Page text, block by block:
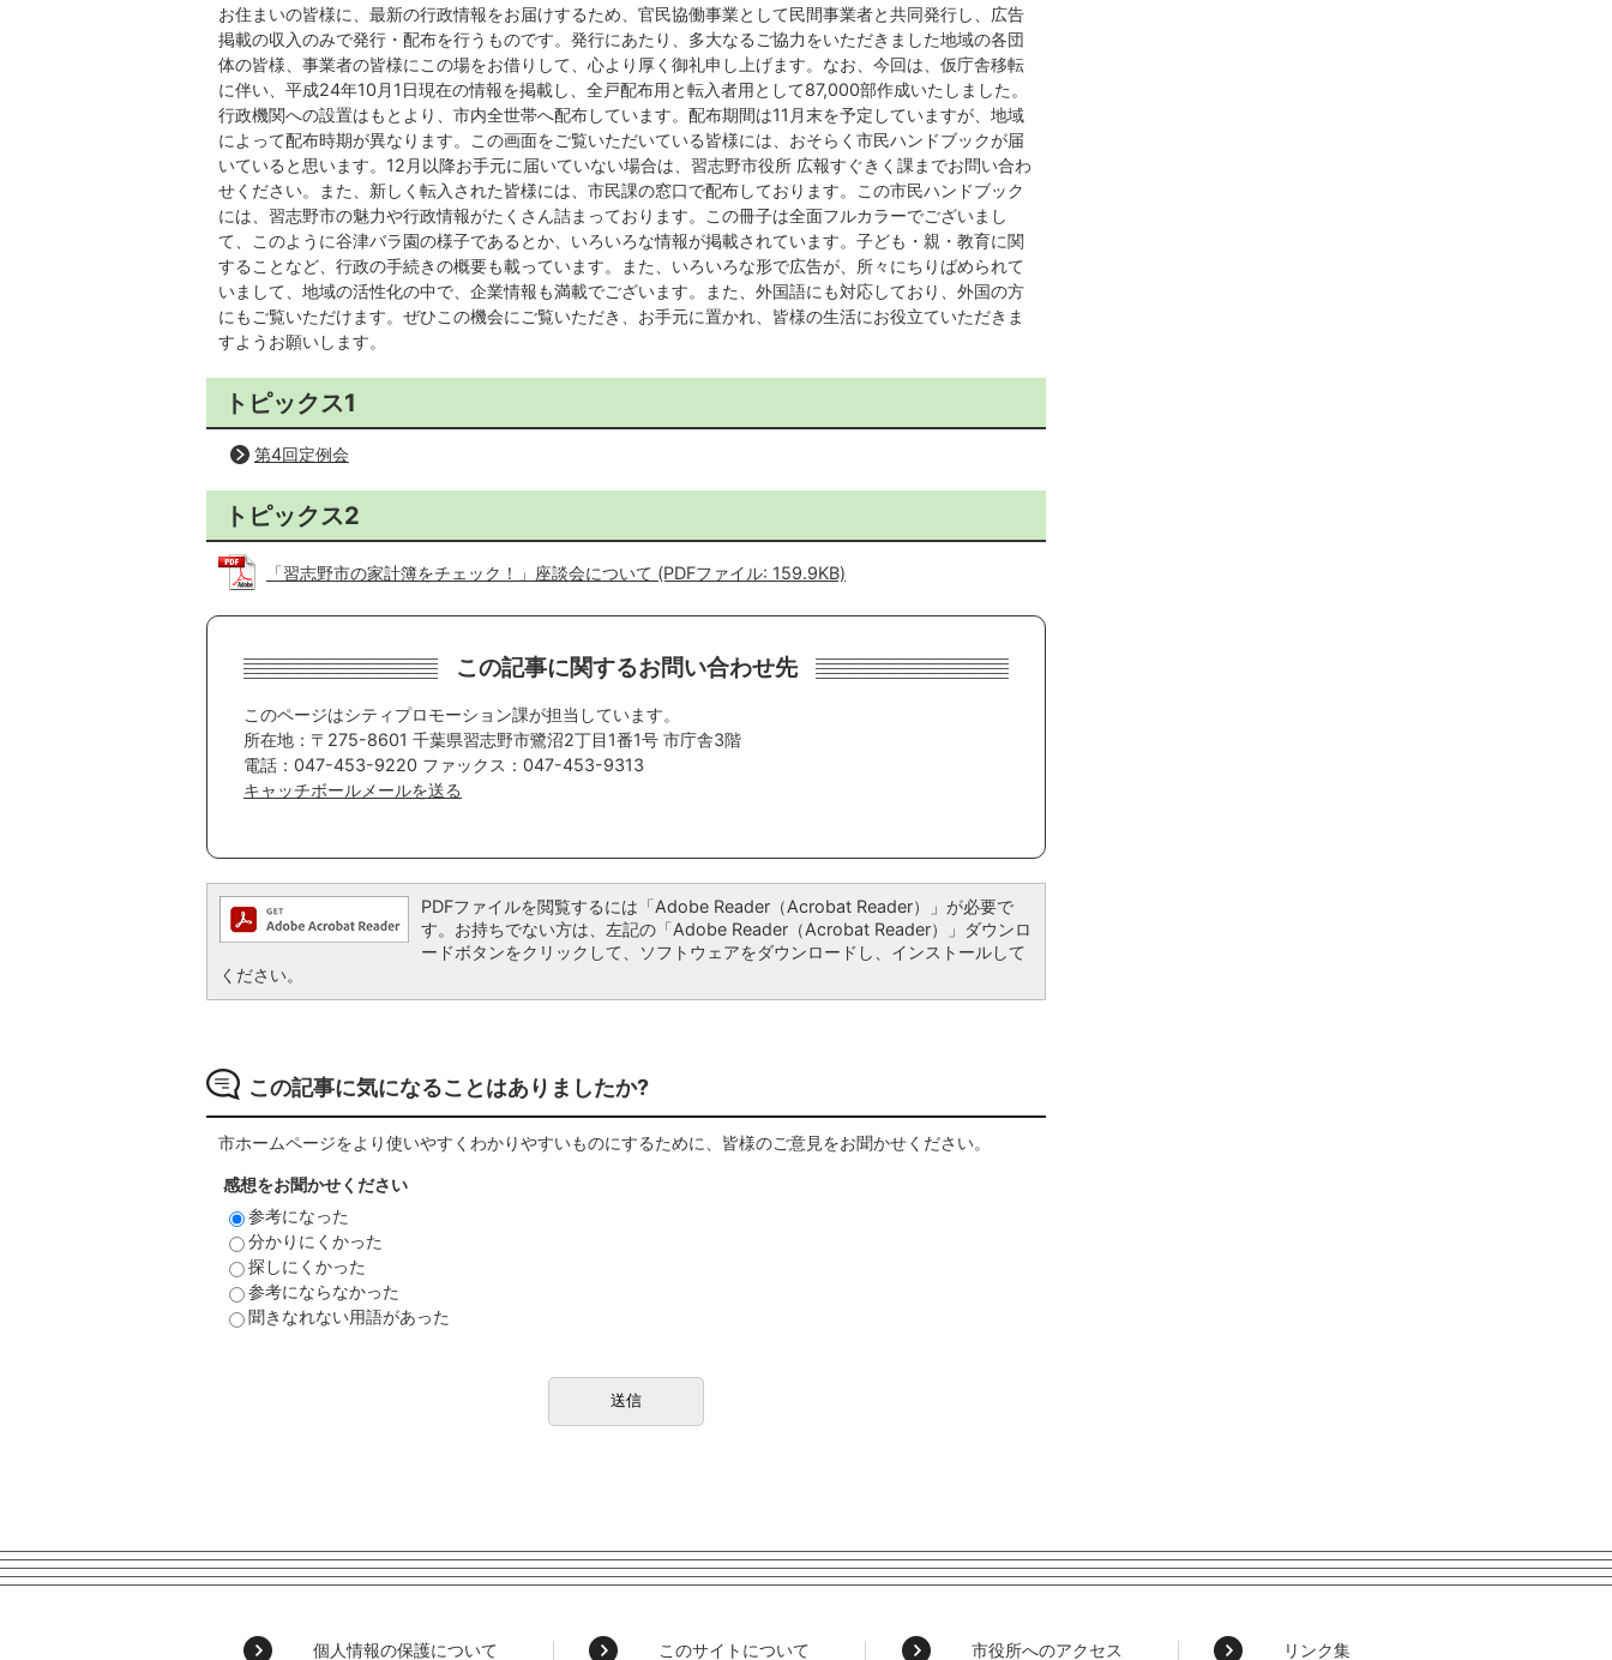
お住まいの皆様に、最新の行政情報をお届けするため、官民協働事業として民間事業者と共同発行し、広告
掲載の収入のみで発行・配布を行うものです。発行にあたり、多大なるご協力をいただきました地域の各団
体の皆様、事業者の皆様にこの場をお借りして、心より厚く御礼申し上げます。なお、今回は、仮庁舎移転
に伴い、平成24年10月1日現在の情報を掲載し、全戸配布用と転入者用として87,000部作成いたしました。
行政機関への設置はもとより、市内全世帯へ配布しています。配布期間は11月末を予定していますが、地域
によって配布時期が異なります。この画面をご覧いただいている皆様には、おそらく市民ハンドブックが届
いていると思います。12月以降お手元に届いていない場合は、習志野市役所 広報すぐきく課までお問い合わ
せください。また、新しく転入された皆様には、市民課の窓口で配布しております。この市民ハンドブック
には、習志野市の魅力や行政情報がたくさん詰まっております。この冊子は全面フルカラーでございまし
て、このように谷津バラ園の様子であるとか、いろいろな情報が掲載されています。子ども・親・教育に関
することなど、行政の手続きの概要も載っています。また、いろいろな形で広告が、所々にちりばめられて
いまして、地域の活性化の中で、企業情報も満載でございます。また、外国語にも対応しており、外国の方
にもご覧いただけます。ぜひこの機会にご覧いただき、お手元に置かれ、皆様の生活にお役立ていただきま
すようお願いします。
トピックス1
第4回定例会
トピックス2
「習志野市の家計簿をチェック！」座談会について (PDFファイル: 159.9KB)
この記事に関するお問い合わせ先
このページはシティプロモーション課が担当しています。
所在地：〒275-8601 千葉県習志野市鷺沼2丁目1番1号 市庁舎3階
電話：047-453-9220 ファックス：047-453-9313
キャッチボールメールを送る
PDFファイルを閲覧するには「Adobe Reader（Acrobat Reader）」が必要で
す。お持ちでない方は、左記の「Adobe Reader（Acrobat Reader）」ダウンロ
ードボタンをクリックして、ソフトウェアをダウンロードし、インストールして
ください。
この記事に気になることはありましたか?
市ホームページをより使いやすくわかりやすいものにするために、皆様のご意見をお聞かせください。
感想をお聞かせください
参考になった
分かりにくかった
探しにくかった
参考にならなかった
聞きなれない用語があった
個人情報の保護について このサイトについて 市役所へのアクセス リンク集